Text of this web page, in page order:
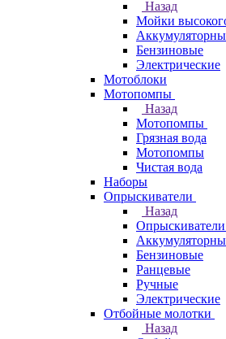
Назад
Мойки
Бензиновые
Электрические
Мотоблоки
Мотопомпы
Назад
Мотопомпы
Грязная вода
Мотопомпы
Чистая вода
Наборы
Опрыскиватели
Назад
Опрыскиватели
Бензиновые
Ранцевые
Ручные
Электрические
Отбойные молотки
Назад